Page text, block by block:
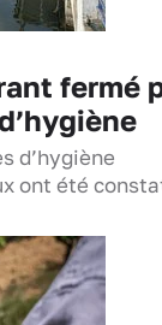
fermé
d’hygiène
ont été